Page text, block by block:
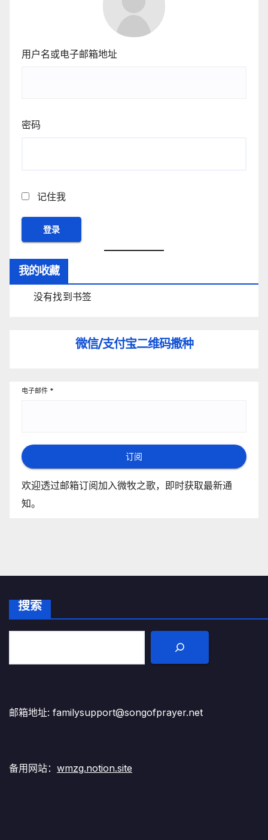
用户名或电子邮箱地址
密码
记住我
我的收藏
没有找到书签
微信/支付宝二维码撒种
电子邮件 *
订阅
欢迎透过邮箱订阅加入微牧之歌，即时获取最新通
知。
搜索
邮箱地址: familysupport@songofprayer.net
备用网站： wmzg.notion.site